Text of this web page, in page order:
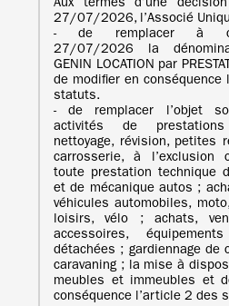
Aux termes d’une
27/07/2026, l’Associé
- de remplacer à
27/07/2026 la
GENIN LOCATION par
de modifier en conséquence
statuts.
- de remplacer l’objet
activités de prestations
nettoyage, révision, petites
carrosserie, à l’exclusion
toute prestation technique
et de mécanique autos ;
véhicules automobiles,
loisirs, vélo ; achats,
accessoires,
détachées ; gardiennage de
caravaning ; la mise à
meubles et immeubles et
conséquence l’article 2 des